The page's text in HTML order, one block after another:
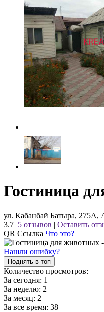
Гостиница
ул. Кабанбай Батыра, 275А,
3.7 5 отзывов | Оставить
QR Ссылка Что это?
Нашли ошибку?
Поднять в топ
Количество просмотров:
За сегодня: 1
За неделю: 2
За месяц: 2
За все время: 38